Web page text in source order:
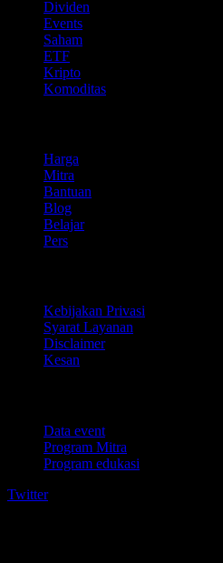
Dividen
Events
Saham
ETF
Kripto
Komoditas
Harga
Mitra
Bantuan
Blog
Belajar
Pers
Kebijakan Privasi
Syarat Layanan
Disclaimer
Kesan
Data event
Program Mitra
Program edukasi
Twitter